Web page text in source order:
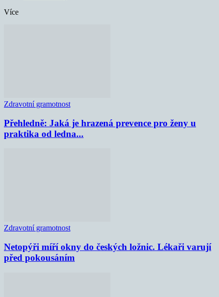
Více
Zdravotní gramotnost
Přehledně: Jaká je hrazená prevence pro ženy u
praktika od ledna...
Zdravotní gramotnost
Netopýři míří okny do českých ložnic. Lékaři varují
před pokousáním